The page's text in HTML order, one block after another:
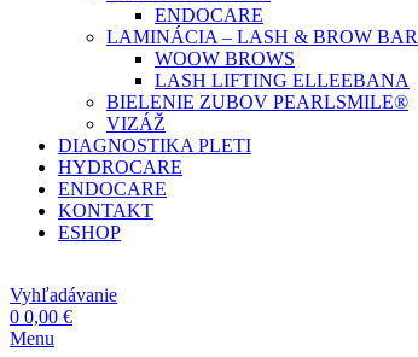
ENDOCARE
LAMINÁCIA – LASH & BROW BAR
WOOW BROWS
LASH LIFTING ELLEEBANA
BIELENIE ZUBOV PEARLSMILE®
VIZÁŽ
DIAGNOSTIKA PLETI
HYDROCARE
ENDOCARE
KONTAKT
ESHOP
Vyhľadávanie
0 0,00 €
Menu